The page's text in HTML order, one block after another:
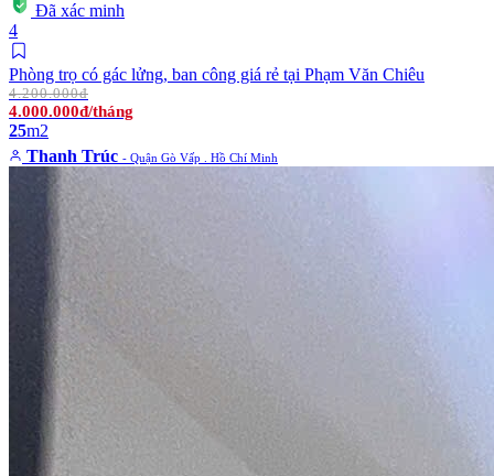
Đã xác minh
4
Phòng trọ có gác lửng, ban công giá rẻ tại Phạm Văn Chiêu
4.200.000đ
4.000.000đ/tháng
25m2
Thanh Trúc - Quận Gò Vấp . Hồ Chí Minh